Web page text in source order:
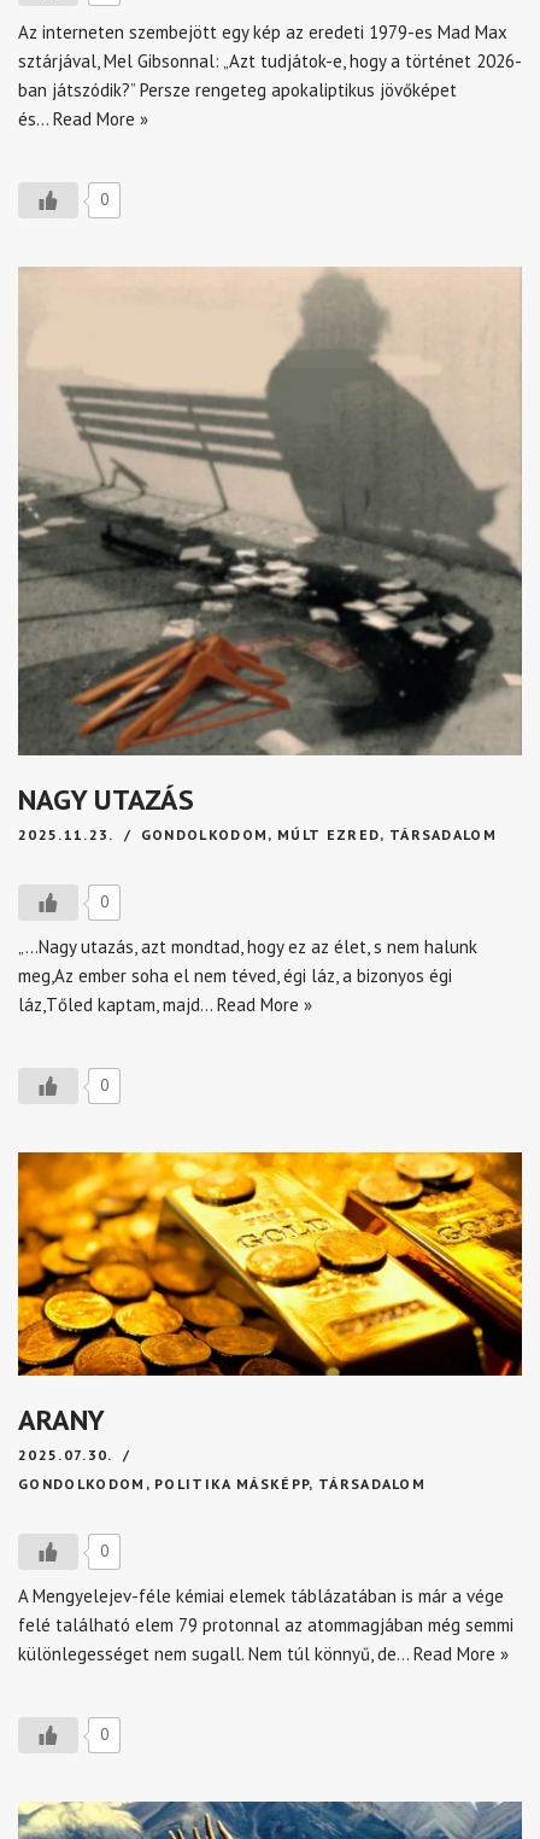
Az interneten szembejött egy kép az eredeti 1979-es Mad Max
sztárjával, Mel Gibsonnal: „Azt tudjátok-e, hogy a történet 2026-
ban játszódik?” Persze rengeteg apokaliptikus jövőképet
és… Read More »
0
NAGY UTAZÁS
2025.11.23. GONDOLKODOM , MÚLT EZRED, TÁRSADALOM
0
„…Nagy utazás, azt mondtad, hogy ez az élet, s nem halunk
meg,Az ember soha el nem téved, égi láz, a bizonyos égi
láz,Tőled kaptam, majd… Read More »
0
ARANY
2025.07.30.
GONDOLKODOM , POLITIKA MÁSKÉPP, TÁRSADALOM
0
A Mengyelejev-féle kémiai elemek táblázatában is már a vége
felé található elem 79 protonnal az atommagjában még semmi
különlegességet nem sugall. Nem túl könnyű, de… Read More »
0